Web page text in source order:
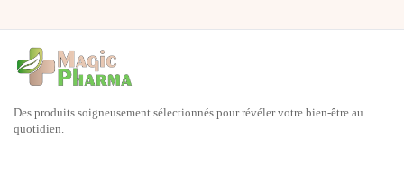
Des produits soigneusement sélectionnés pour révéler votre bien-être au
quotidien.